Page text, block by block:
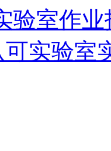
验室作
实验室